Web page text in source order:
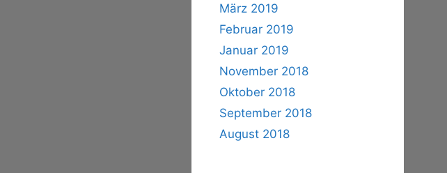
März 2019
Februar 2019
Januar 2019
November 2018
Oktober 2018
September 2018
August 2018